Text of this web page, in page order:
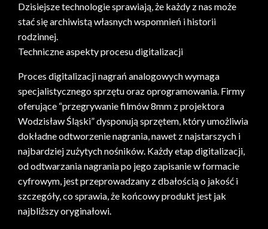
Dzisiejsze technologie sprawiają, że każdy z nas może
stać się archiwistą własnych wspomnień i historii
rodzinnej.
Techniczne aspekty procesu digitalizacji
Proces digitalizacji nagrań analogowych wymaga
specjalistycznego sprzętu oraz oprogramowania. Firmy
oferujące “przegrywanie filmów 8mm z projektora
Wodzisław Śląski” dysponują sprzętem, który umożliwia
dokładne odtworzenie nagrania, nawet z najstarszych i
najbardziej zużytych nośników. Każdy etap digitalizacji,
od odtwarzania nagrania po jego zapisanie w formacie
cyfrowym, jest przeprowadzany z dbałością o jakość i
szczegóły, co sprawia, że końcowy produkt jest jak
najbliższy oryginałowi.